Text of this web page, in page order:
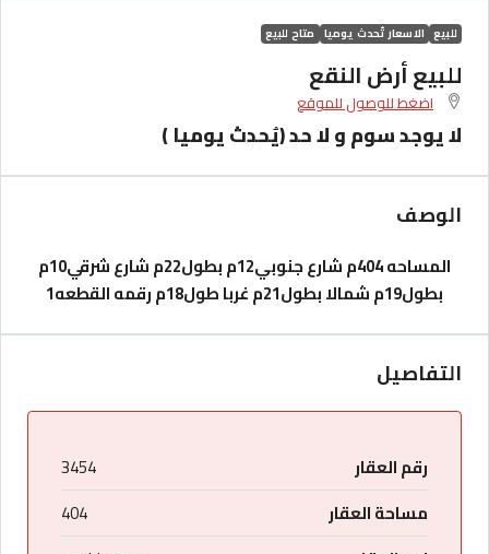
للبيع الاسعار تُحدث يوميا متاح للبيع
للبيع أرض النقع
اضغط للوصول للموقع
لا يوجد سوم و لا حد (يُحدث يوميا )
الوصف
المساحه 404م شارع جنوبي12م بطول22م
شارع شرقي10م
بطول19م
شمالا بطول21م غربا طول18م رقمه القطعه1
التفاصيل
رقم العقار
3454
مساحة العقار
404